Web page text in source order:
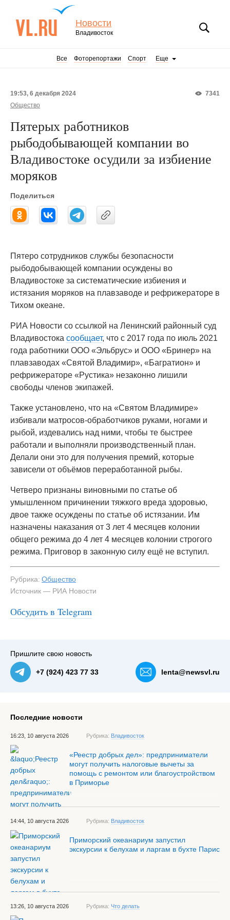
Новости
Владивосток
Все Фоторепортажи Спорт Еще
7341
19:53, 6 декабря 2024
Общество
Пятерых работников
рыбодобывающей компании во
Владивостоке осудили за избиение
моряков
Поделиться
Пятеро сотрудников службы безопасности
рыбодобывающей компании осуждены во
Владивостоке за систематические избиения и
истязания моряков на плавзаводе и рефрижераторе в
Тихом океане.
РИА Новости со ссылкой на Ленинский районный суд
Владивостока сообщает, что с 2017 года по июль 2021
года работники ООО «Эльбрус» и ООО «Бринер» на
плавзаводах «Святой Владимир», «Багратион» и
рефрижераторе «Рустика» незаконно лишили
свободы членов экипажей.
Также установлено, что на «Святом Владимире»
избивали матросов-обработчиков руками, ногами и
рыбой, издевались над ними, чтобы те быстрее
работали и выполняли производственный план.
Делали они это для получения премий, которые
зависели от объёмов переработанной рыбы.
Четверо признаны виновными по статье об
умышленном причинении тяжкого вреда здоровью,
двое также осуждены по статье об истязании. Им
назначены наказания от 3 лет 4 месяцев колонии
общего режима до 4 лет 4 месяцев колонии строгого
режима. Приговор в законную силу ещё не вступил.
Рубрика: Общество
Источник — РИА Новости
Обсудить в Telegram
Пришлите свою новость
+7 (924) 423 77 33 lenta@newsvl.ru
Последние новости
16:23, 10 августа 2026 Рубрика: Владивосток
«Реестр добрых дел»: предприниматели
могут получить налоговые вычеты за
помощь с ремонтом или благоустройством
в Приморье
14:44, 10 августа 2026 Рубрика: Владивосток
Приморский океанариум запустил
экскурсии к белухам и ларгам в бухте Парис
13:26, 10 августа 2026 Рубрика: Что делать